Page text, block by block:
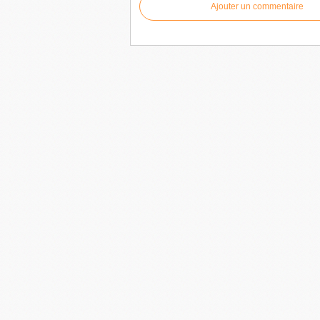
Ajouter un commentaire